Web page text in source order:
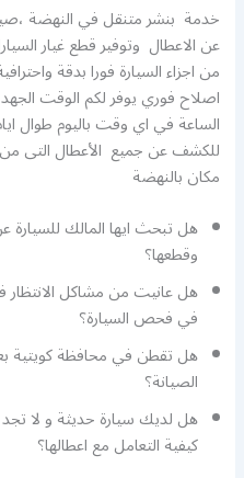
خدمة بنشر متنقل في النهضة
عن الاعطال وتوفير قطع غيار
من اجزاء السيارة فورا بدقة
اصلاح فوري يوفر لكم الوقت
الساعة في اي وقت باليوم طوال
للكشف عن جميع الأعطال التى
مكان بالنهضة
هل تبحث ايها المالك للسيارة
وقطعها؟
هل عانيت من مشاكل
في فحص السيارة؟
هل تقطن في محافظة كويتية
الصيانة؟
هل لديك سيارة حديثة و لا
كيفية التعامل مع اعطالها؟